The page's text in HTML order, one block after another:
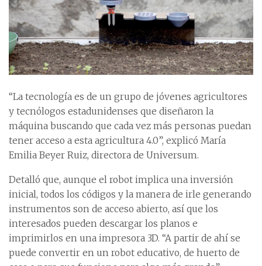
“La tecnología es de un grupo de jóvenes agricultores
y tecnólogos estadunidenses que diseñaron la
máquina buscando que cada vez más personas puedan
tener acceso a esta agricultura 4.0”, explicó María
Emilia Beyer Ruiz, directora de Universum.
Detalló que, aunque el robot implica una inversión
inicial, todos los códigos y la manera de irle generando
instrumentos son de acceso abierto, así que los
interesados pueden descargar los planos e
imprimirlos en una impresora 3D. “A partir de ahí se
puede convertir en un robot educativo, de huerto de